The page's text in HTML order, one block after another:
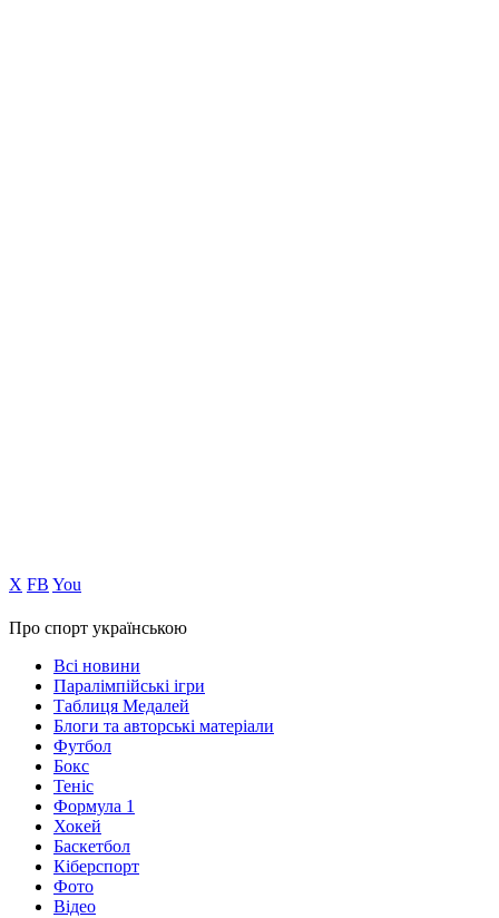
Х FB You
Про спорт українською
Всі новини
Паралімпійські ігри
Таблиця Медалей
Блоги та авторські матеріали
Футбол
Бокс
Теніс
Формула 1
Хокей
Баскетбол
Кіберспорт
Фото
Відео